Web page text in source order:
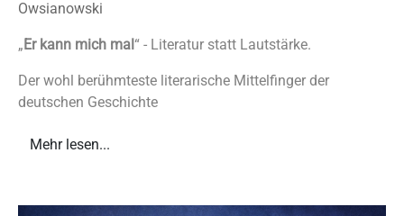
Owsianowski
„Er kann mich mal“ - Literatur statt Lautstärke.
Der wohl berühmteste literarische Mittelfinger der
deutschen Geschichte
Mehr lesen...